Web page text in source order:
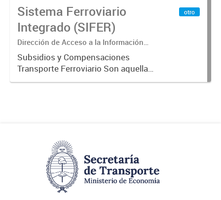
Sistema Ferroviario
Integrado (SIFER)
Dirección de Acceso a la Información
Pública y Transparencia
Subsidios y Compensaciones
Transporte Ferroviario Son aquellas
transferencias realizadas por la
otro